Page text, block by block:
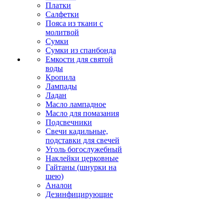
Платки
Салфетки
Пояса из ткани с
молитвой
Сумки
Сумки из спанбонда
Емкости для святой
воды
Кропила
Лампады
Ладан
Масло лампадное
Масло для помазания
Подсвечники
Свечи кадильные,
подставки для свечей
Уголь богослужебный
Наклейки церковные
Гайтаны (шнурки на
шею)
Аналои
Дезинфицирующие